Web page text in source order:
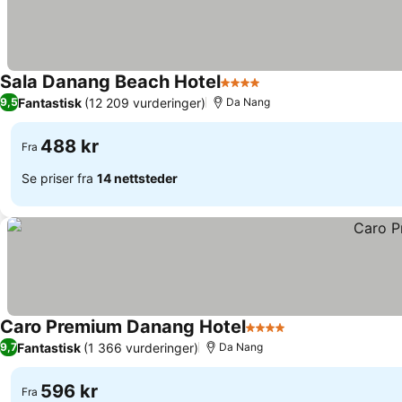
Sala Danang Beach Hotel4 Stjerner
9,5Fantastisk (12 209 vurderinger) Da Nang
Fra 488 kr
Se priser fra 14 nettsteder
Caro Premium Danang Hotel4 Stjerner
9,7Fantastisk (1 366 vurderinger) Da Nang
Fra 596 kr